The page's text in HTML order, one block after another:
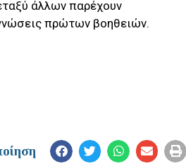
άλλων παρέχουν
πρώτων βοηθειών.